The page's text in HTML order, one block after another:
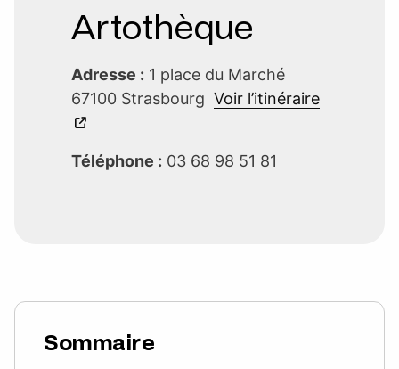
Artothèque
Adresse : 1 place du Marché
67100 Strasbourg Voir l’itinéraire
Téléphone : 03 68 98 51 81
Sommaire